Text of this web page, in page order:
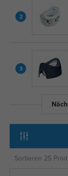
2
3
Sortieren 25